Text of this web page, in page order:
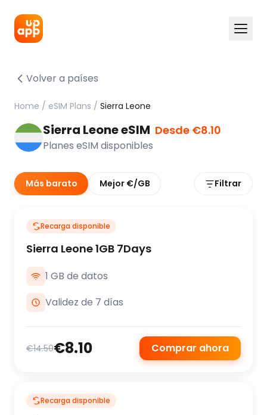
Volver a países
Home / eSIM Plans / Sierra Leone
Sierra Leone eSIM Desde €8.10
Planes eSIM disponibles
Más barato Mejor €/GB Filtrar
Recarga disponible
Sierra Leone 1GB 7Days
1 GB de datos
Validez de 7 días
€14.50€8.10 Comprar ahora
Recarga disponible